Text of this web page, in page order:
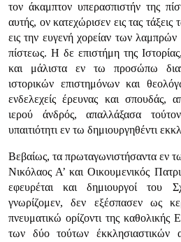
τον άκαμπτον υπερασπιστήν της
αυτής, ον κατεχώρισεν εις τας τάξεις
εις την ευγενή χορείαν των
πίστεως. Η δε επιστήμη της
και μάλιστα εν τω προσώπω
ιστορικών επιστημόνων και
ενδελεχείς έρευνας και σπουδάς,
ιερού άνδρός, απαλλάξασα
υπαιτιότητι εν τω δημιουργηθέντι
Βεβαίως, τα πρωταγωνιστήσαντα εν
Νικόλαος Α’ και Οικουμενικός
εφευρέται και δημιουργοί του
γνωρίζομεν, δεν εξέσπασεν ως
πνευματικώ ορίζοντι της
των δύο τούτων έκκλησιαστικών